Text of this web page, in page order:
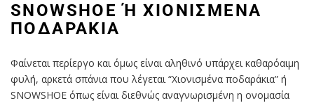
SNOWSHOE Ή ΧΙΟΝΙΣΜΈΝΑ Π
ΟΔΑΡΆΚΙΑ
Φαίνεται περίεργο και όμως είναι αληθινό υπάρχει καθαρόαιμη
φυλή, αρκετά σπάνια που λέγεται “Χιονισμένα ποδαράκια” ή
SNOWSHOE όπως είναι διεθνώς αναγνωρισμένη η ονομασία